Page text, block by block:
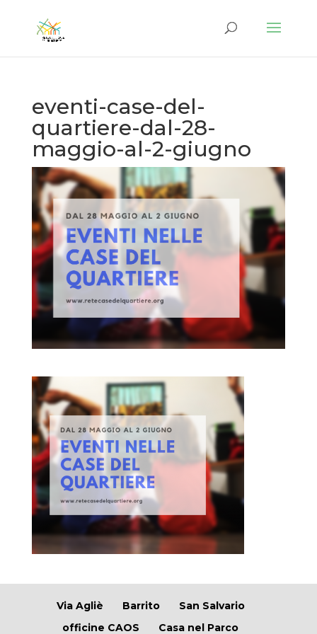
eventi-case-del-
quartiere-dal-28-
maggio-al-2-giugno
Via Agliè Barrito
San Salvario
officine CAOS
Casa nel Parco